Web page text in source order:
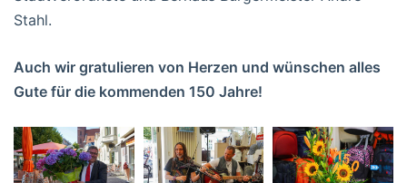
Stahl.
Auch wir gratulieren von Herzen und wünschen alles
Gute für die kommenden 150 Jahre!